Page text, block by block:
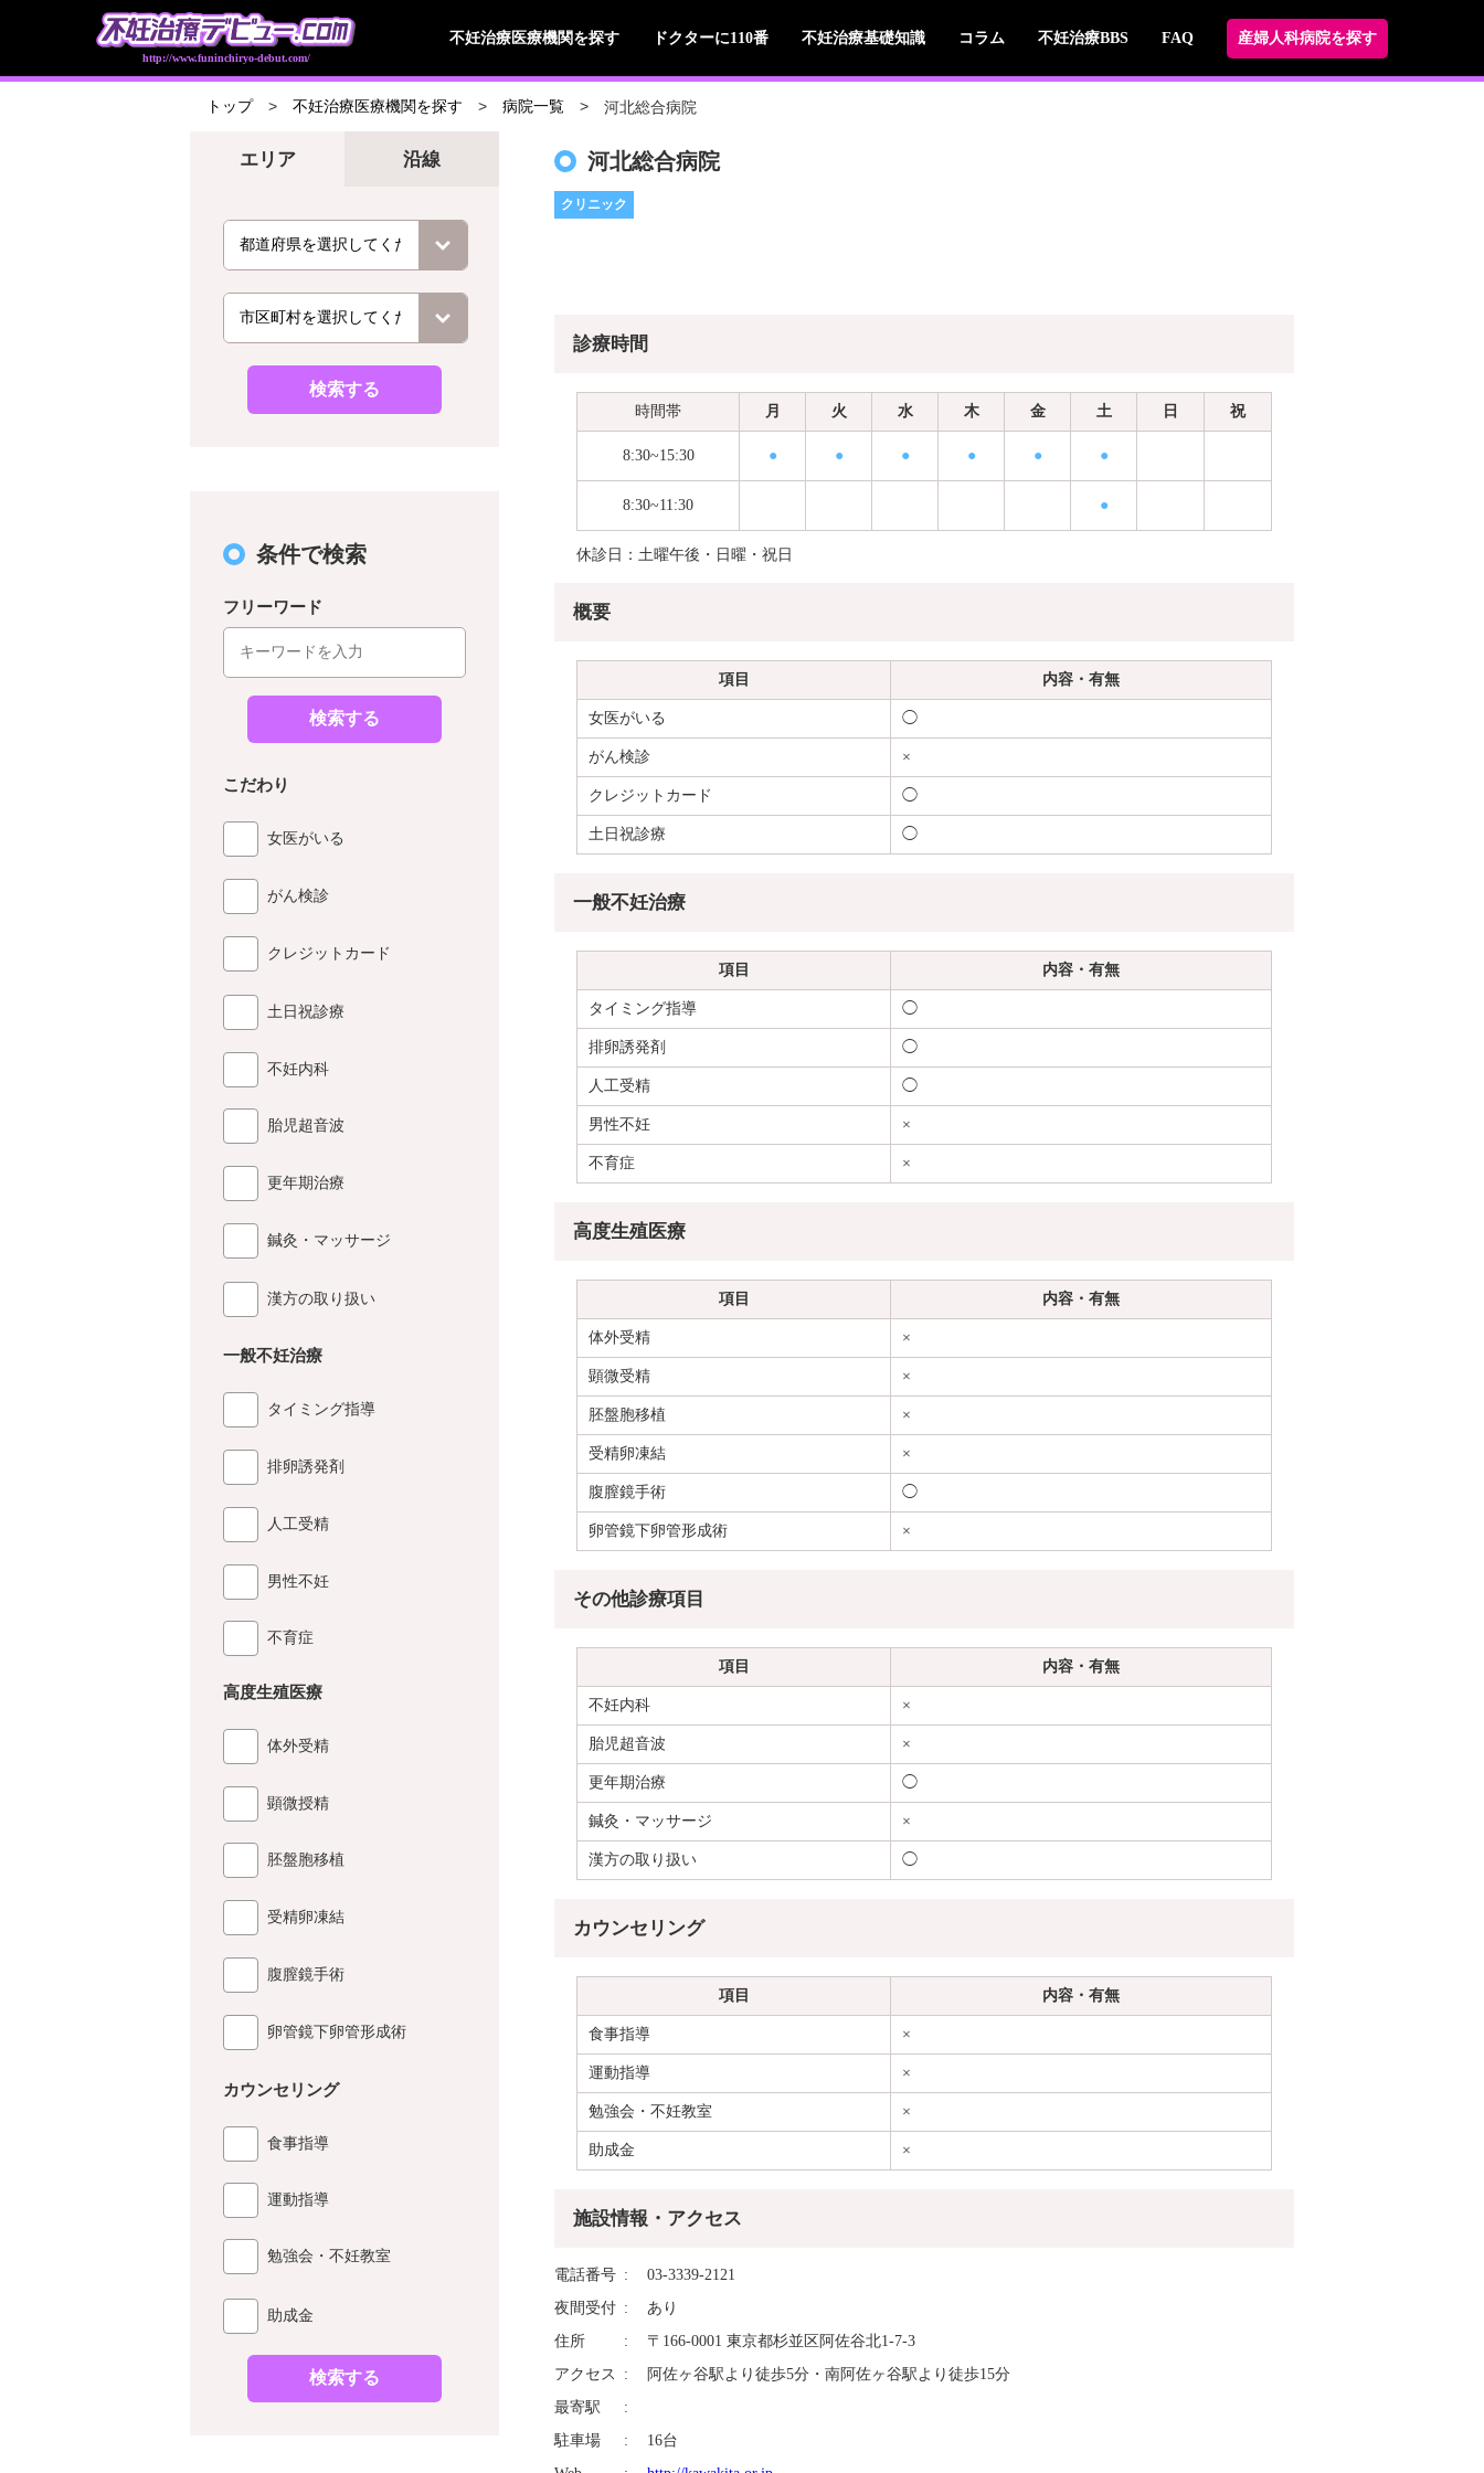
http://www.funinchiryo-debut.com/
不妊治療医療機関を探す ドクターに110番 不妊治療基礎知識 コラム 不妊治療BBS FAQ 産婦人科病院を探す
トップ 不妊治療医療機関を探す 病院一覧 河北総合病院
エリア
検索する
沿線
条件で検索
フリーワード
検索する
こだわり
女医がいる
がん検診
クレジットカード
土日祝診療
不妊内科
胎児超音波
更年期治療
鍼灸・マッサージ
漢方の取り扱い
一般不妊治療
タイミング指導
排卵誘発剤
人工受精
男性不妊
不育症
高度生殖医療
体外受精
顕微授精
胚盤胞移植
受精卵凍結
腹膣鏡手術
卵管鏡下卵管形成術
カウンセリング
食事指導
運動指導
勉強会・不妊教室
助成金
検索する
河北総合病院
クリニック
診療時間
時間帯 月 火 水 木 金 土 日 祝
8:30~15:30 ● ● ● ● ● ●
8:30~11:30 ●
休診日：土曜午後・日曜・祝日
概要
項目 内容・有無
女医がいる ◯
がん検診 ×
クレジットカード ◯
土日祝診療 ◯
一般不妊治療
項目 内容・有無
タイミング指導 ◯
排卵誘発剤 ◯
人工受精 ◯
男性不妊 ×
不育症 ×
高度生殖医療
項目 内容・有無
体外受精 ×
顕微受精 ×
胚盤胞移植 ×
受精卵凍結 ×
腹膣鏡手術 ◯
卵管鏡下卵管形成術 ×
その他診療項目
項目 内容・有無
不妊内科 ×
胎児超音波 ×
更年期治療 ◯
鍼灸・マッサージ ×
漢方の取り扱い ◯
カウンセリング
項目 内容・有無
食事指導 ×
運動指導 ×
勉強会・不妊教室 ×
助成金 ×
施設情報・アクセス
電話番号
03-3339-2121
夜間受付
あり
住所
〒166-0001 東京都杉並区阿佐谷北1-7-3
アクセス
阿佐ヶ谷駅より徒歩5分・南阿佐ヶ谷駅より徒歩15分
最寄駅
駐車場
16台